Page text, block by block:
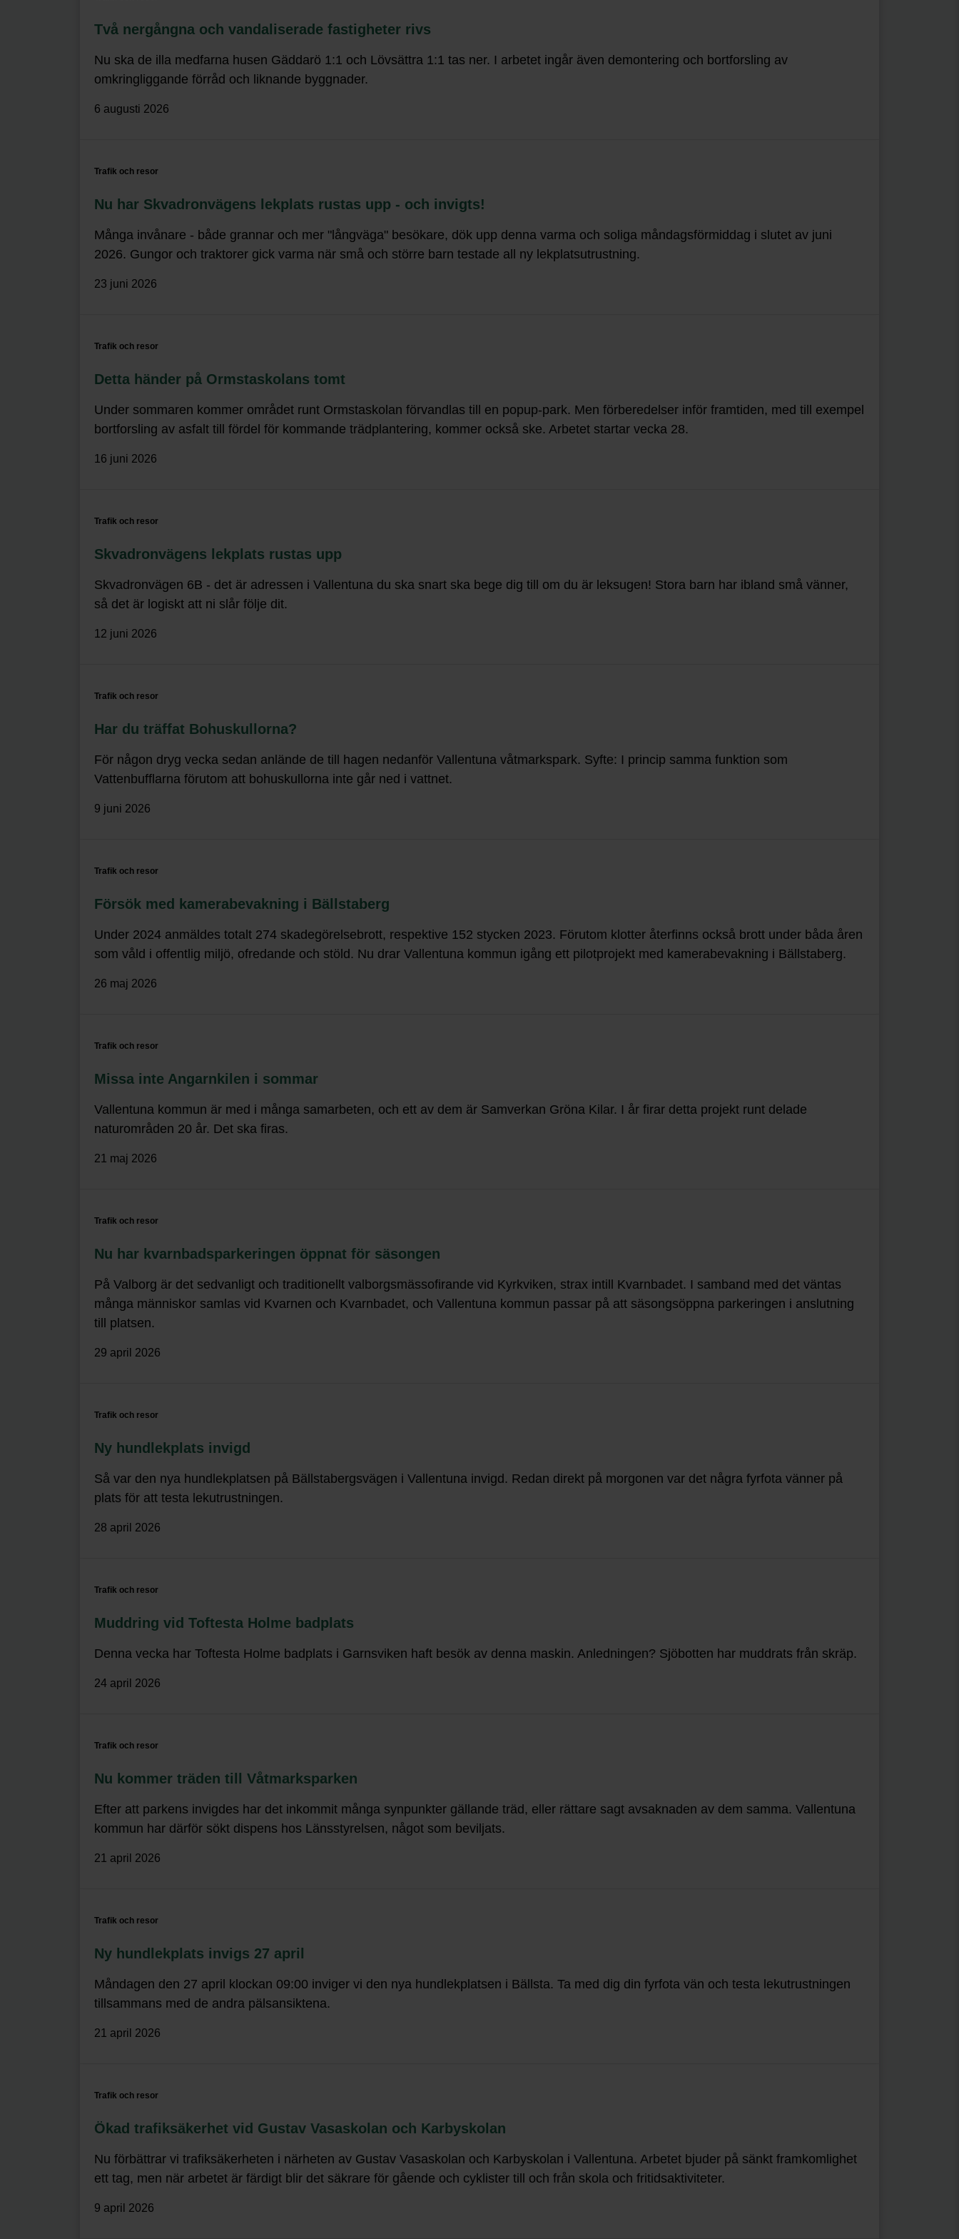
Två nergångna och vandaliserade fastigheter rivs
Nu ska de illa medfarna husen Gäddarö 1:1 och Lövsättra 1:1 tas ner. I arbetet ingår även demontering och bortforsling av
omkringliggande förråd och liknande byggnader.
6 augusti 2026
Trafik och resor
Nu har Skvadronvägens lekplats rustas upp - och invigts!
Många invånare - både grannar och mer "långväga" besökare, dök upp denna varma och soliga måndagsförmiddag i slutet av juni
2026. Gungor och traktorer gick varma när små och större barn testade all ny lekplatsutrustning.
23 juni 2026
Trafik och resor
Detta händer på Ormstaskolans tomt
Under sommaren kommer området runt Ormstaskolan förvandlas till en popup-park. Men förberedelser inför framtiden, med till exempel
bortforsling av asfalt till fördel för kommande trädplantering, kommer också ske. Arbetet startar vecka 28.
16 juni 2026
Trafik och resor
Skvadronvägens lekplats rustas upp
Skvadronvägen 6B - det är adressen i Vallentuna du ska snart ska bege dig till om du är leksugen! Stora barn har ibland små vänner,
så det är logiskt att ni slår följe dit.
12 juni 2026
Trafik och resor
Har du träffat Bohuskullorna?
För någon dryg vecka sedan anlände de till hagen nedanför Vallentuna våtmarkspark. Syfte: I princip samma funktion som
Vattenbufflarna förutom att bohuskullorna inte går ned i vattnet.
9 juni 2026
Trafik och resor
Försök med kamerabevakning i Bällstaberg
Under 2024 anmäldes totalt 274 skadegörelsebrott, respektive 152 stycken 2023. Förutom klotter återfinns också brott under båda åren
som våld i offentlig miljö, ofredande och stöld. Nu drar Vallentuna kommun igång ett pilotprojekt med kamerabevakning i Bällstaberg.
26 maj 2026
Trafik och resor
Missa inte Angarnkilen i sommar
Vallentuna kommun är med i många samarbeten, och ett av dem är Samverkan Gröna Kilar. I år firar detta projekt runt delade
naturområden 20 år. Det ska firas.
21 maj 2026
Trafik och resor
Nu har kvarnbadsparkeringen öppnat för säsongen
På Valborg är det sedvanligt och traditionellt valborgsmässofirande vid Kyrkviken, strax intill Kvarnbadet. I samband med det väntas
många människor samlas vid Kvarnen och Kvarnbadet, och Vallentuna kommun passar på att säsongsöppna parkeringen i anslutning
till platsen.
29 april 2026
Trafik och resor
Ny hundlekplats invigd
Så var den nya hundlekplatsen på Bällstabergsvägen i Vallentuna invigd. Redan direkt på morgonen var det några fyrfota vänner på
plats för att testa lekutrustningen.
28 april 2026
Trafik och resor
Muddring vid Toftesta Holme badplats
Denna vecka har Toftesta Holme badplats i Garnsviken haft besök av denna maskin. Anledningen? Sjöbotten har muddrats från skräp.
24 april 2026
Trafik och resor
Nu kommer träden till Våtmarksparken
Efter att parkens invigdes har det inkommit många synpunkter gällande träd, eller rättare sagt avsaknaden av dem samma. Vallentuna
kommun har därför sökt dispens hos Länsstyrelsen, något som beviljats.
21 april 2026
Trafik och resor
Ny hundlekplats invigs 27 april
Måndagen den 27 april klockan 09:00 inviger vi den nya hundlekplatsen i Bällsta. Ta med dig din fyrfota vän och testa lekutrustningen
tillsammans med de andra pälsansiktena.
21 april 2026
Trafik och resor
Ökad trafiksäkerhet vid Gustav Vasaskolan och Karbyskolan
Nu förbättrar vi trafiksäkerheten i närheten av Gustav Vasaskolan och Karbyskolan i Vallentuna. Arbetet bjuder på sänkt framkomlighet
ett tag, men när arbetet är färdigt blir det säkrare för gående och cyklister till och från skola och fritidsaktiviteter.
9 april 2026